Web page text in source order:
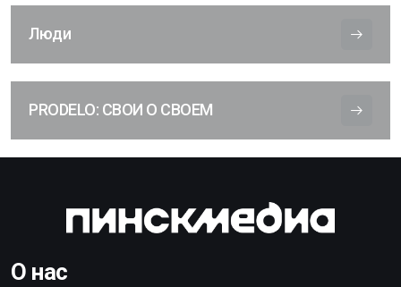
Люди
PRODELO: СВОИ О СВОЕМ
О нас